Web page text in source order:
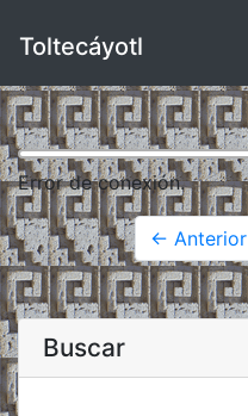
Toltecáyotl
Error de conexión.
← Anterior
Buscar